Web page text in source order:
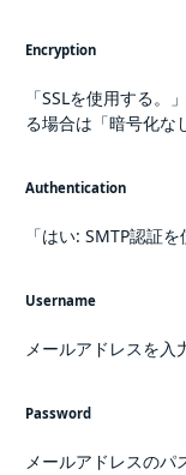
Encryption
「SSLを使用する
る場合は「暗号化な
Authentication
「はい: SMTP認証
Username
メールアドレスを入
Password
メールアドレスのパ